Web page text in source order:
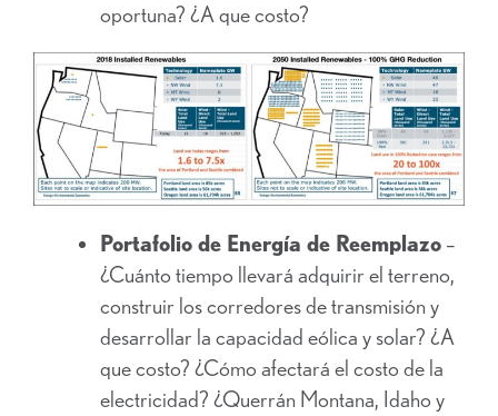
oportuna? ¿A que costo?
Portafolio de Energía de Reemplazo –
¿Cuánto tiempo llevará adquirir el terreno,
construir los corredores de transmisión y
desarrollar la capacidad eólica y solar? ¿A
que costo? ¿Cómo afectará el costo de la
electricidad? ¿Querrán Montana, Idaho y